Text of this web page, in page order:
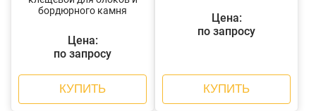
бордюрного камня
Цена:
по запросу
КУПИТЬ
Цена:
по запросу
КУПИТЬ